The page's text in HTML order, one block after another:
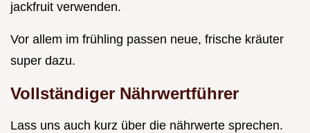
jackfruit verwenden.
Vor allem im frühling passen neue, frische kräuter
super dazu.
Vollständiger Nährwertführer
Lass uns auch kurz über die nährwerte sprechen.